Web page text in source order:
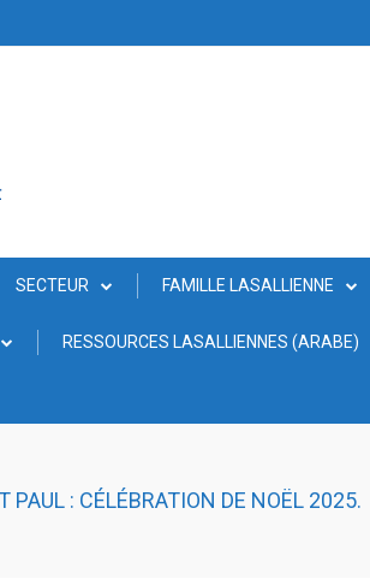
SECTEUR FAMILLE LASALLIENNE
RESSOURCES LASALLIENNES (ARABE)
PAUL : CÉLÉBRATION DE NOËL 2025.